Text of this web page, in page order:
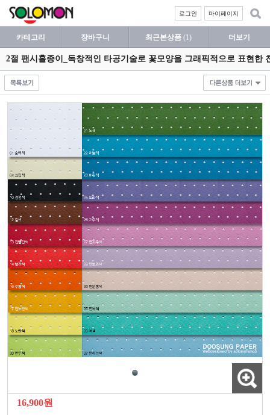
마이페이지
로그인
카테고리 장바구니 최근본상품 (1) 더보기
2절 팬시홀종이_독창적인 타공기술로 꽃모양을 그래픽적으로 표현한
16,900원